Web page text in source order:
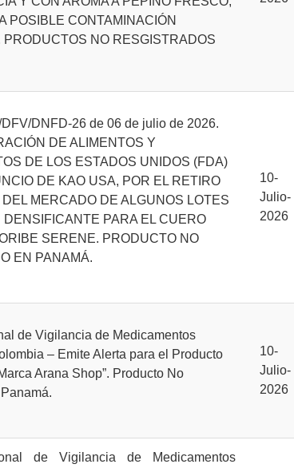
POSIBLE CONTAMINACIÓN
PRODUCTOS NO RESGISTRADOS
DNFD-26 de 06 de julio de 2026.
DE ALIMENTOS Y
DE LOS ESTADOS UNIDOS (FDA)
DE KAO USA, POR EL RETIRO
MERCADO DE ALGUNOS LOTES
DENSIFICANTE PARA EL CUERO
SERENE. PRODUCTO NO
EN PANAMÁ.
10-
Julio-
2026
de Vigilancia de Medicamentos
– Emite Alerta para el Producto
Arana Shop”. Producto No
10-
Julio-
2026
de Vigilancia de Medicamentos